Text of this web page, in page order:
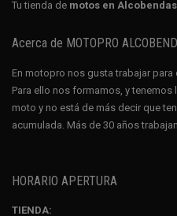
Tu tienda de motos en Alcobendas
Acerca de MOTOPRO
En motopro nos gusta trabajar para
Para ello nos formamos, y
moto y no está de más decir que
acumulada. Más de 30 años
HORARIO APERTURA
TIENDA: